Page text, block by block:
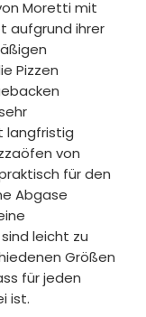
Moretti mit
aufgrund ihrer
Pizzen
langfristig
von
für den
Abgase
leicht zu
Größen
für jeden
ist.